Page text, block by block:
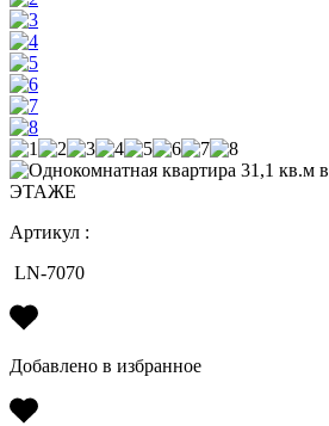
Артикул :
LN-7070
Добавлено в избранное